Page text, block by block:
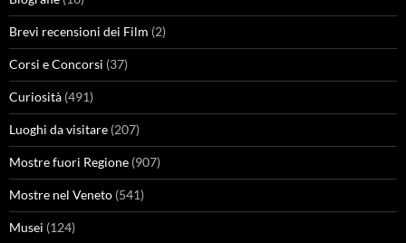
Brevi recensioni dei Film (2)
Corsi e Concorsi (37)
Curiosità (491)
Luoghi da visitare (207)
Mostre fuori Regione (907)
Mostre nel Veneto (541)
Musei (124)